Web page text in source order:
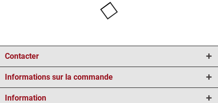
Contacter
Informations sur la commande
Information